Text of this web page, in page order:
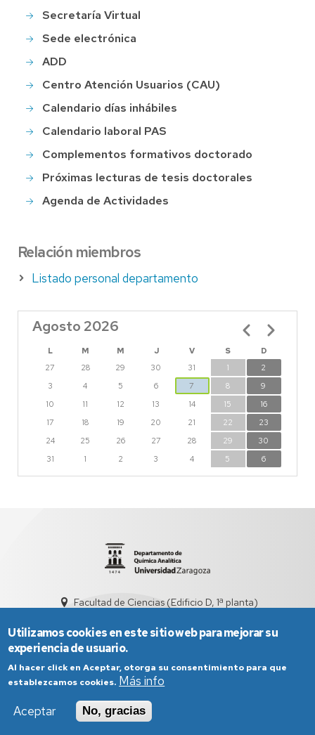
Secretaría Virtual
Sede electrónica
ADD
Centro Atención Usuarios (CAU)
Calendario días inhábiles
Calendario laboral PAS
Complementos formativos doctorado
Próximas lecturas de tesis doctorales
Agenda de Actividades
Relación miembros
Listado personal departamento
Agosto 2026
L M M J V S
D
27
28 29 30 31 1
2
3
4 5 6 7 8
9
10
11 12 13 14 15
16
17
18 19 20 21 22
23
24
25 26 27 28 29
30
31
1 2 3 4 5 6
Paginación
Facultad de Ciencias (Edificio D, 1ª planta)
Aviso Legal
Condiciones generales de uso
Política de Privacidad
Utilizamos cookies en este sitio web para mejorar su
experiencia de usuario.
Al hacer click en Aceptar, otorga su consentimiento para que
establezcamos cookies. Más info
Aceptar
No, gracias